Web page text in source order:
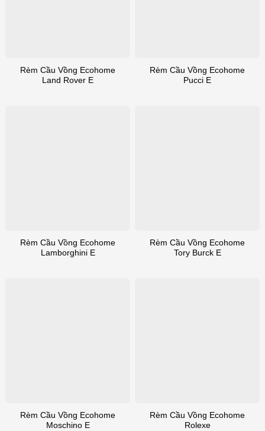
Rèm Cầu Vồng Ecohome
Land Rover E
Rèm Cầu Vồng Ecohome
Pucci E
Rèm Cầu Vồng Ecohome
Lamborghini E
Rèm Cầu Vồng Ecohome
Tory Burck E
Rèm Cầu Vồng Ecohome
Moschino E
Rèm Cầu Vồng Ecohome
Rolexe